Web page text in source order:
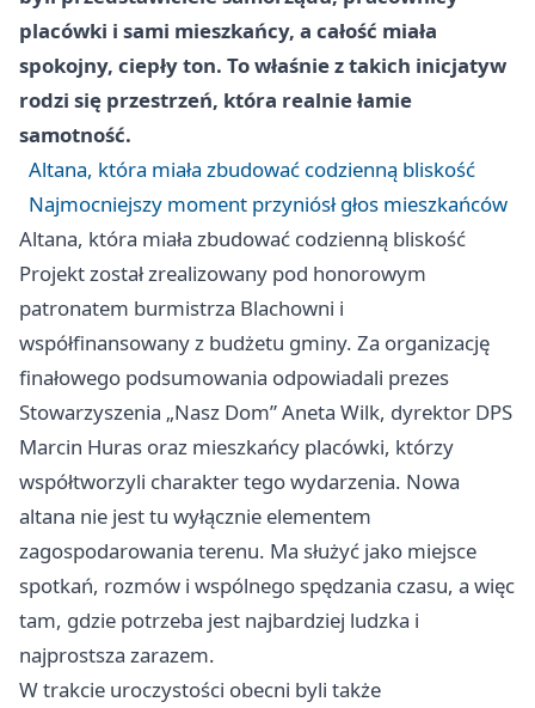
placówki i sami mieszkańcy, a całość miała
spokojny, ciepły ton. To właśnie z takich inicjatyw
rodzi się przestrzeń, która realnie łamie
samotność.
Altana, która miała zbudować codzienną bliskość
Najmocniejszy moment przyniósł głos mieszkańców
Altana, która miała zbudować codzienną bliskość
Projekt został zrealizowany pod honorowym
patronatem burmistrza Blachowni i
współfinansowany z budżetu gminy. Za organizację
finałowego podsumowania odpowiadali prezes
Stowarzyszenia „Nasz Dom” Aneta Wilk, dyrektor DPS
Marcin Huras oraz mieszkańcy placówki, którzy
współtworzyli charakter tego wydarzenia. Nowa
altana nie jest tu wyłącznie elementem
zagospodarowania terenu. Ma służyć jako miejsce
spotkań, rozmów i wspólnego spędzania czasu, a więc
tam, gdzie potrzeba jest najbardziej ludzka i
najprostsza zarazem.
W trakcie uroczystości obecni byli także